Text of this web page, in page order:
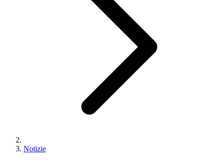
Notizie